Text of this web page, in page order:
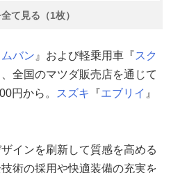
て見る（1枚）
バン 』および軽乗用車『スク
全国のマツダ販売店を通じて
円から。
スズキ 『エブリイ 』
インを刷新して質感を高める
術の採用や快適装備の充実を